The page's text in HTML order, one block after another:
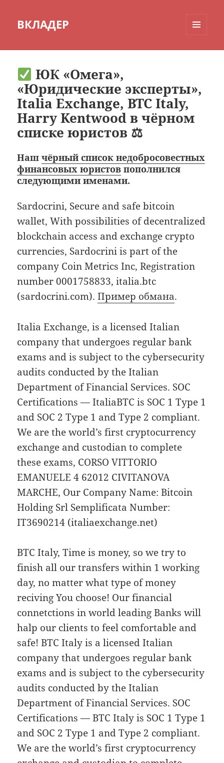
ВКЛАДЕР
ЮК «Омега»,
«Юридические эксперты»,
Italia Exchange, BTC Italy,
Harry Kentwood в чёрном
списке юристов ⚖
Нашчёрный список недобросовестных
финансовых юристов пополнился
следующими именами.
Sardocrini, Secure and safe bitcoin
wallet, With possibilities of decentralized
blockchain access and exchange crypto
currencies, Sardocrini is part of the
company Coin Metrics Inc, Registration
number 0001758833, italia.btc
(sardocrini.com).Пример обмана.
Italia Exchange, is a licensed Italian
company that undergoes regular bank
exams and is subject to the cybersecurity
audits conducted by the Italian
Department of Financial Services. SOC
Certifications — ItaliaBTC is SOC 1 Type 1
and SOC 2 Type 1 and Type 2 compliant.
We are the world’s first cryptocurrency
exchange and custodian to complete
these exams, CORSO VITTORIO
EMANUELE 4 62012 CIVITANOVA
MARCHE, Our Company Name: Bitcoin
Holding Srl Semplificata Number:
IT3690214 (italiaexchange.net)
BTC Italy, Time is money, so we try to
finish all our transfers within 1 working
day, no matter what type of money
reciving You choose! Our financial
connetctions in world leading Banks will
halp our clients to feel comfortable and
safe! BTC Italy is a licensed Italian
company that undergoes regular bank
exams and is subject to the cybersecurity
audits conducted by the Italian
Department of Financial Services. SOC
Certifications — BTC Italy is SOC 1 Type 1
and SOC 2 Type 1 and Type 2 compliant.
We are the world’s first cryptocurrency